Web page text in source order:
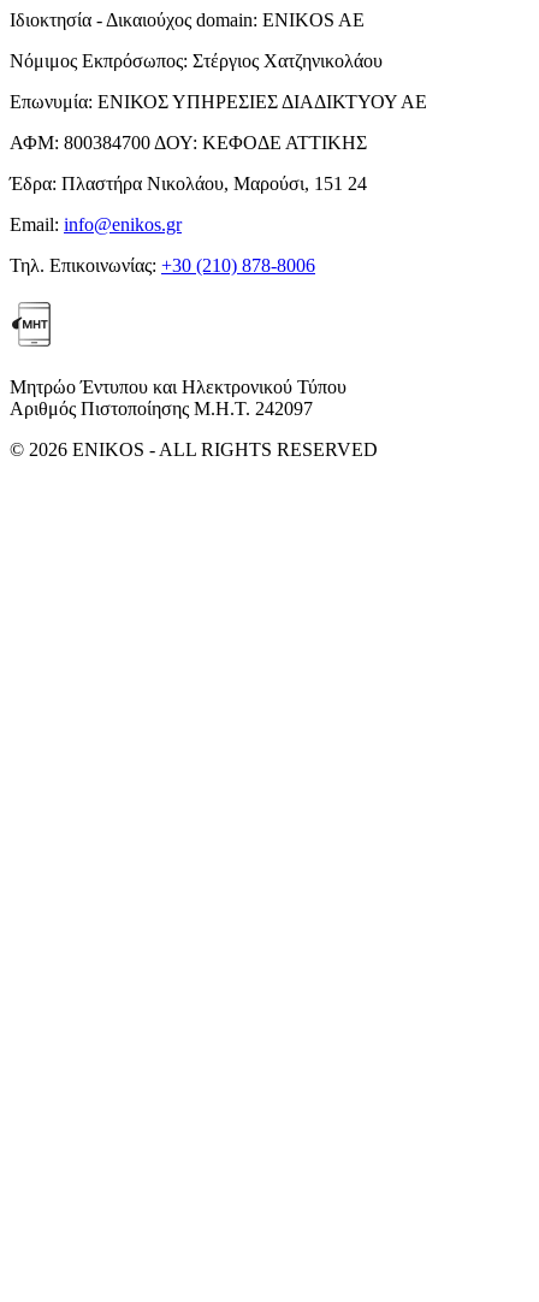
Ιδιοκτησία - Δικαιούχος domain: ENIKOS AE
Νόμιμος Εκπρόσωπος: Στέργιος Χατζηνικολάου
Επωνυμία: ΕΝΙΚΟΣ ΥΠΗΡΕΣΙΕΣ ΔΙΑΔΙΚΤΥΟΥ ΑΕ
ΑΦΜ: 800384700 ΔΟΥ: ΚΕΦΟΔΕ ΑΤΤΙΚΗΣ
Έδρα: Πλαστήρα Νικολάου, Μαρούσι, 151 24
Email: info@enikos.gr
Τηλ. Επικοινωνίας: +30 (210) 878-8006
Μητρώο Έντυπου και Ηλεκτρονικού Τύπου
Αριθμός Πιστοποίησης Μ.Η.Τ. 242097
© 2026 ENIKOS - ALL RIGHTS RESERVED